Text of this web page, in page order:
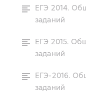
ЕГЭ 2014.
заданий
ЕГЭ 2015.
заданий
ЕГЭ-2016.
заданий